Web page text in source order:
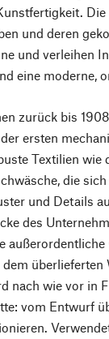
und deren
und verleihen
eine moderne,
zurück bis
ersten
Textilien wie
die
und Details
des
außerordentliche
überlieferten
nach wie vor in
vom Entwurf